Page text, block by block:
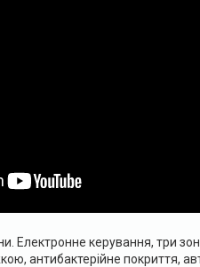
Електронне керування, три
антибактерійне покриття,